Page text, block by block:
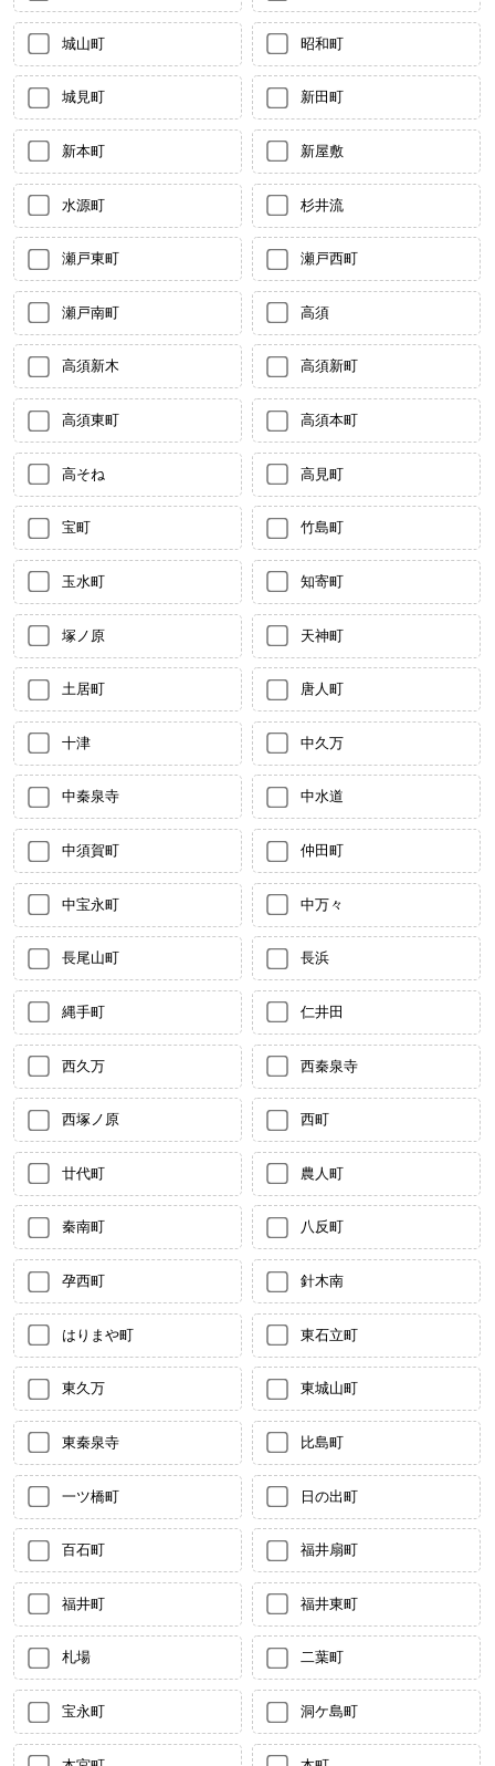
城山町 昭和町
城見町 新田町
新本町 新屋敷
水源町 杉井流
瀬戸東町 瀬戸西町
瀬戸南町 高須
高須新木 高須新町
高須東町 高須本町
高そね 高見町
宝町 竹島町
玉水町 知寄町
塚ノ原 天神町
土居町 唐人町
十津 中久万
中秦泉寺 中水道
中須賀町 仲田町
中宝永町 中万々
長尾山町 長浜
縄手町 仁井田
西久万 西秦泉寺
西塚ノ原 西町
廿代町 農人町
秦南町 八反町
孕西町 針木南
はりまや町 東石立町
東久万 東城山町
東秦泉寺 比島町
一ツ橋町 日の出町
百石町 福井扇町
福井町 福井東町
札場 二葉町
宝永町 洞ケ島町